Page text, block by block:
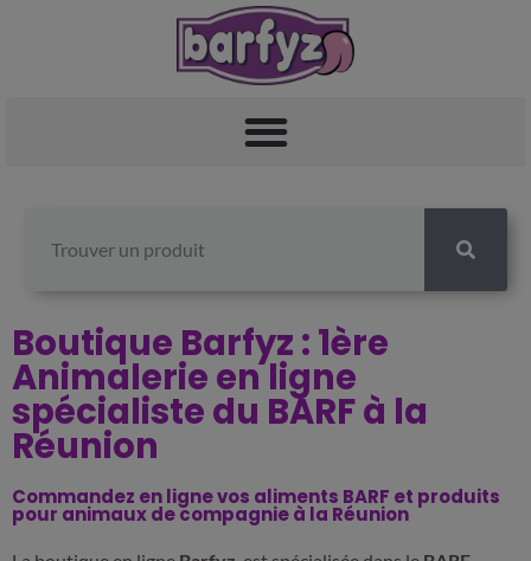
Boutique Barfyz : 1ère
Animalerie en ligne
spécialiste du BARF à la
Réunion
Commandez en ligne vos aliments BARF et produits
pour animaux de compagnie à la Réunion